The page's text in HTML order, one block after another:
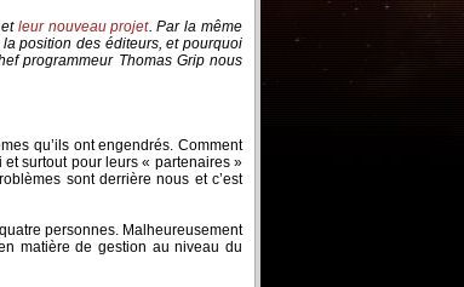
leur nouveau projet. Par la même
position des éditeurs, et pourquoi
programmeur Thomas Grip nous
qu’ils ont engendrés. Comment
surtout pour leurs « partenaires »
sont derrière nous et c’est
personnes. Malheureusement
matière de gestion au niveau du